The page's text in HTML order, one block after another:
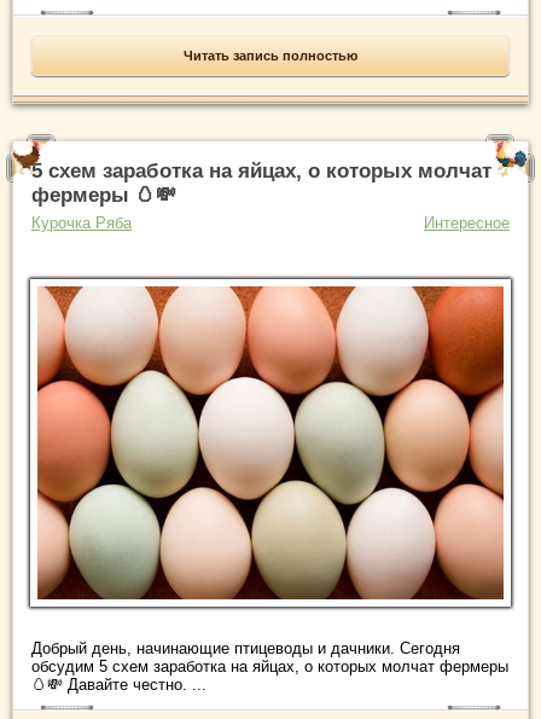
Читать запись полностью
5 схем заработка на яйцах, о которых молчат
фермеры 🥚💸
Курочка Ряба Интересное
Добрый день, начинающие птицеводы и дачники. Сегодня
обсудим 5 схем заработка на яйцах, о которых молчат фермеры
🥚💸 Давайте честно. ...